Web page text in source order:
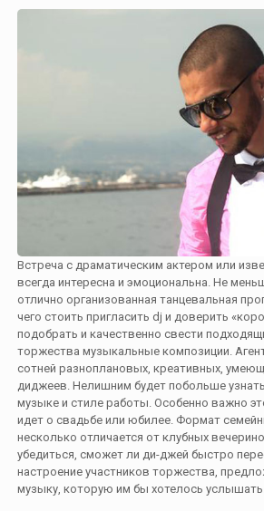
Встреча с драматическим актером или
всегда интересна и эмоциональна. Не
отлично организованная танцевальная
чего стоить пригласить dj и доверить
подобрать и качественно свести
торжества музыкальные композиции.
сотней разноплановых, креативных,
диджеев. Нелишним будет побольше
музыке и стиле работы. Особенно важно
идет о свадьбе или юбилее. Формат
несколько отличается от клубных
убедиться, сможет ли ди-джей быстро
настроение участников торжества,
музыку, которую им бы хотелось услышать.